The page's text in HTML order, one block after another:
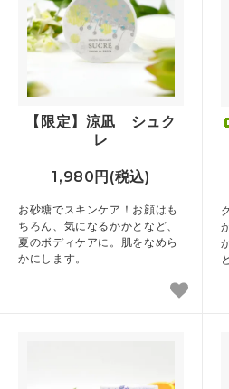
【限定】涼凪 シュク
レ
1,980円(税込)
お砂糖でスキンケア！お顔はも
ちろん、気になるかかとなど、
夏のボディケアに。肌をなめら
かにします。